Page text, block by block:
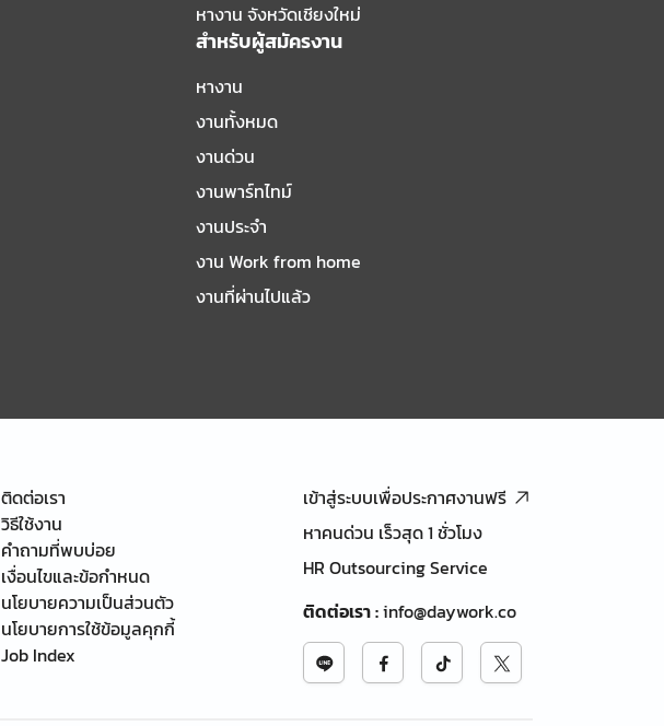
หางาน จังหวัดเชียงใหม่
สำหรับผู้สมัครงาน
หางาน
งานทั้งหมด
งานด่วน
งานพาร์ทไทม์
งานประจำ
งาน Work from home
งานที่ผ่านไปแล้ว
ติดต่อเรา
วิธีใช้งาน
คำถามที่พบบ่อย
เงื่อนไขและข้อกำหนด
นโยบายความเป็นส่วนตัว
นโยบายการใช้ข้อมูลคุกกี้
Job Index
เข้าสู่ระบบเพื่อประกาศงานฟรี
หาคนด่วน เร็วสุด 1 ชั่วโมง
HR Outsourcing Service
ติดต่อเรา:info@daywork.co